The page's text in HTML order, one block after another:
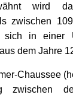
wird
zwischen
sich in einer
dem Jahre
Chaussee
zwischen